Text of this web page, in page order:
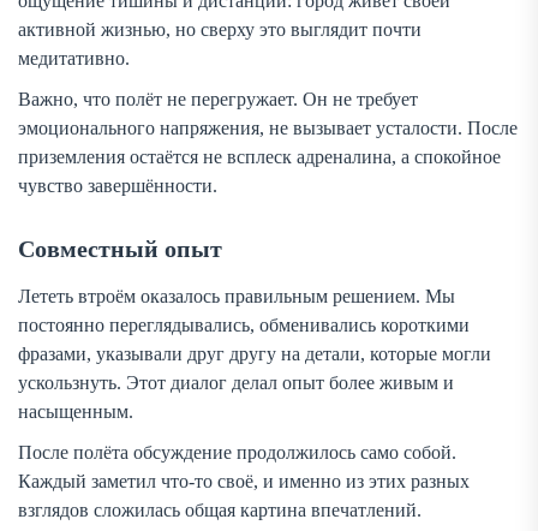
активной жизнью, но сверху это выглядит почти
медитативно.
Важно, что полёт не перегружает. Он не требует
эмоционального напряжения, не вызывает усталости. После
приземления остаётся не всплеск адреналина, а спокойное
чувство завершённости.
Совместный опыт
Лететь втроём оказалось правильным решением. Мы
постоянно переглядывались, обменивались короткими
фразами, указывали друг другу на детали, которые могли
ускользнуть. Этот диалог делал опыт более живым и
насыщенным.
После полёта обсуждение продолжилось само собой.
Каждый заметил что-то своё, и именно из этих разных
взглядов сложилась общая картина впечатлений.